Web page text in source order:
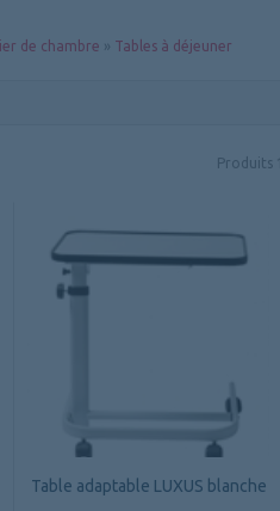
de chambre » Tables à déjeuner
Produits
Table adaptable LUXUS blanche